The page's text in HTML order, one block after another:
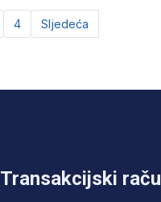
4 Sljedeća
Transakcijski